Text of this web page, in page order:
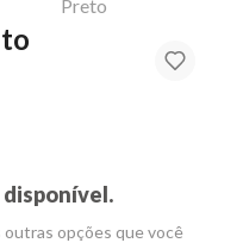
disponível.
opções que você